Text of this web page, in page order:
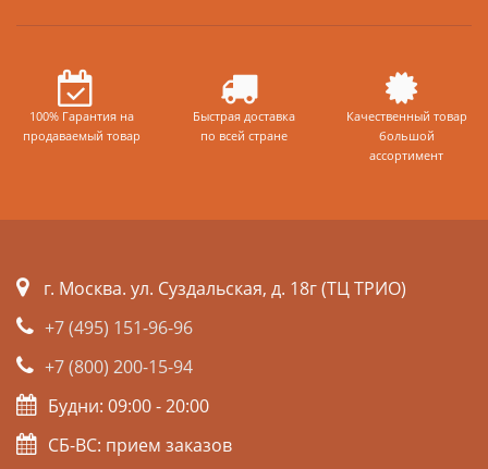
100% Гарантия на
продаваемый товар
Быстрая доставка
по всей стране
Качественный товар
большой
ассортимент
г. Москва. ул. Суздальская, д. 18г (ТЦ ТРИО)
+7 (495) 151-96-96
+7 (800) 200-15-94
Будни: 09:00 - 20:00
СБ-ВС: прием заказов